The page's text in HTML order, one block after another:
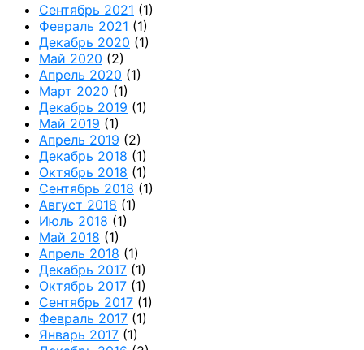
Сентябрь 2021 (1)
Февраль 2021 (1)
Декабрь 2020 (1)
Май 2020 (2)
Апрель 2020 (1)
Март 2020 (1)
Декабрь 2019 (1)
Май 2019 (1)
Апрель 2019 (2)
Декабрь 2018 (1)
Октябрь 2018 (1)
Сентябрь 2018 (1)
Август 2018 (1)
Июль 2018 (1)
Май 2018 (1)
Апрель 2018 (1)
Декабрь 2017 (1)
Октябрь 2017 (1)
Сентябрь 2017 (1)
Февраль 2017 (1)
Январь 2017 (1)